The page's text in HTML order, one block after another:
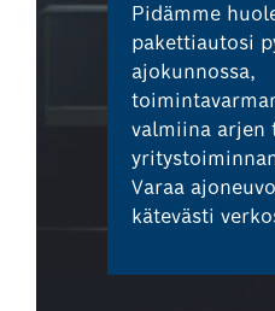
Pidämme
pakettiautosi
ajokunnossa,
valmiina arjen
Varaa
kätevästi